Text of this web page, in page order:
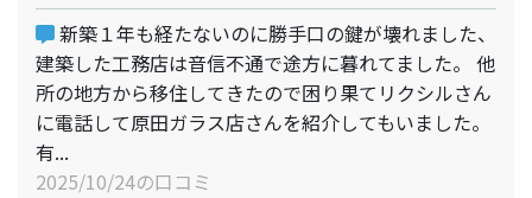
新築１年も経たないのに勝手口の鍵が壊れました、
建築した工務店は音信不通で途方に暮れてました。 他
所の地方から移住してきたので困り果てリクシルさん
に電話して原田ガラス店さんを紹介してもいました。
有...
2025/10/24の口コミ